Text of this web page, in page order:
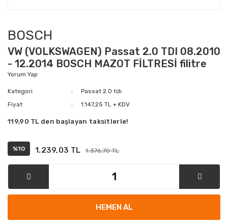
BOSCH
VW (VOLKSWAGEN) Passat 2.0 TDI 08.2010
- 12.2014 BOSCH MAZOT FİLTRESİ filitre
Yorum Yap
Kategori
Passat 2.0 tdı
Fiyat
1.147,25 TL + KDV
119,90 TL den başlayan taksitlerle!
%10 1.239,03 TL 1.376,70 TL
HEMEN AL